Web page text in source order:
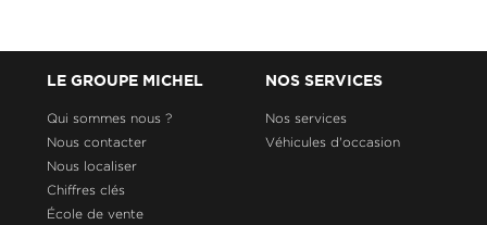
LE GROUPE MICHEL
Qui sommes nous ?
Nous contacter
Nous localiser
Chiffres clés
École de vente
NOS SERVICES
Nos services
Véhicules d'occasion